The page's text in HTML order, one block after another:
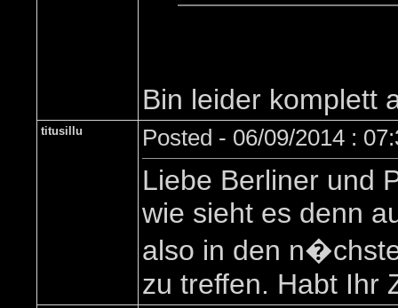
Bin leider komplett
titusillu Posted - 06/09/2014 :
Liebe Berliner und
wie sieht es denn
also in den
zu treffen. Habt Ihr